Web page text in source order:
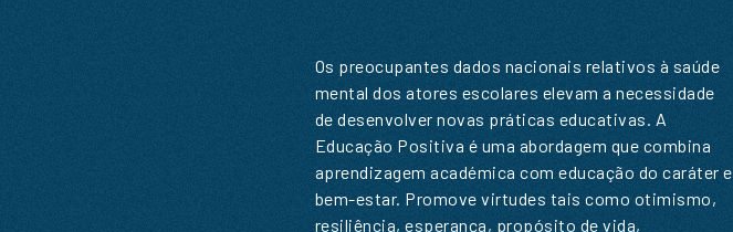
Os preocupantes dados nacionais relativos à saúde
mental dos atores escolares elevam a necessidade
de desenvolver novas práticas educativas. A
Educação Positiva é uma abordagem que combina
aprendizagem académica com educação do caráter e
bem-estar. Promove virtudes tais como otimismo,
resiliência, esperança, propósito de vida,